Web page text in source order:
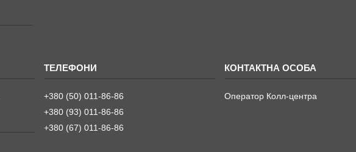
+380 (50) 011-86-86
+380 (93) 011-86-86
+380 (67) 011-86-86
Оператор Колл-центра